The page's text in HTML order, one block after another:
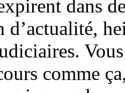
dans
d’actualité,
comme